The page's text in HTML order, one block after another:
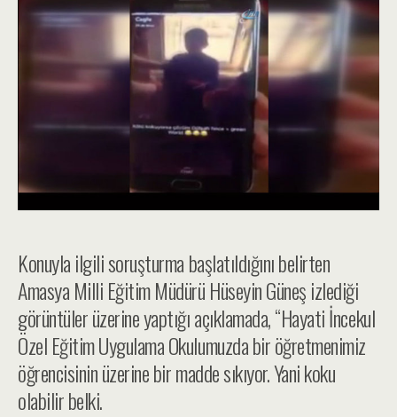
Konuyla ilgili soruşturma başlatıldığını belirten
Amasya Milli Eğitim Müdürü Hüseyin Güneş izlediği
görüntüler üzerine yaptığı açıklamada, “Hayati İncekul
Özel Eğitim Uygulama Okulumuzda bir öğretmenimiz
öğrencisinin üzerine bir madde sıkıyor. Yani koku
olabilir belki.